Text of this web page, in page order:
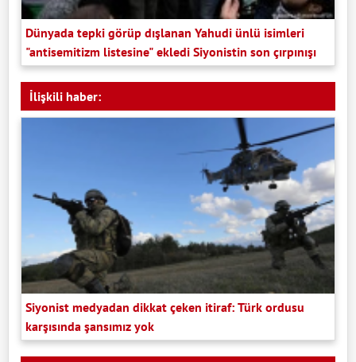
Dünyada tepki görüp dışlanan Yahudi ünlü isimleri
"antisemitizm listesine" ekledi Siyonistin son çırpınışı
İlişkili haber:
Siyonist medyadan dikkat çeken itiraf: Türk ordusu
karşısında şansımız yok